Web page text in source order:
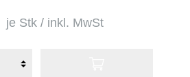
je Stk / inkl. MwSt